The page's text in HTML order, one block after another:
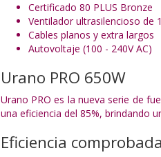
Certificado 80 PLUS Bronze
Ventilador ultrasilencioso de
Cables planos y extra largos
Autovoltaje (100 - 240V AC)
Urano PRO 650W
Urano PRO es la nueva serie de
una eficiencia del 85%, brindando
Eficiencia comprobada